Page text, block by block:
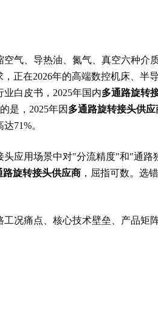
气、导热油、氮气、真空六种
在2026年的高端数控机床、半
白皮书，2025年国内多通路旋转
是，2025年因 多通路旋转接头供应
71%。
应用场景中对"分流精度"和"
路旋转接头供应商 ，屈指可数。选
况痛点、核心技术壁垒、产品